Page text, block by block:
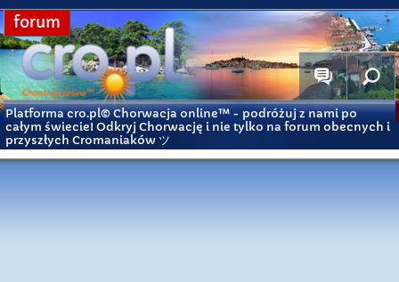
forum
Platforma cro.pl© Chorwacja online™ - podróżuj z nami po
całym świecie! Odkryj Chorwację i nie tylko na forum obecnych i
przyszłych Cromaniaków ツ